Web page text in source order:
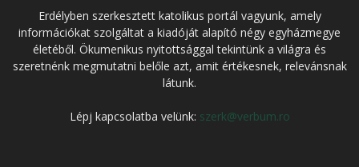
Erdélyben szerkesztett katolikus portál vagyunk, amely
információkat szolgáltat a kiadóját alapító négy egyházmegye
életéből. Ökumenikus nyitottsággal tekintünk a világra és
szeretnénk megmutatni belőle azt, amit értékesnek, relevánsnak
látunk.
Lépj kapcsolatba velünk: szerk@verbum.ro